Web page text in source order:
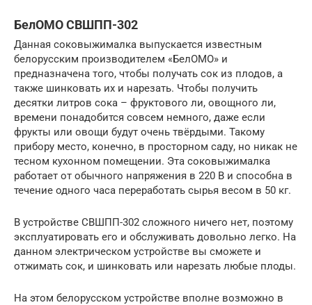
БелОМО СВШПП-302
Данная соковыжималка выпускается известным
белорусским производителем «БелОМО» и
предназначена того, чтобы получать сок из плодов, а
также шинковать их и нарезать. Чтобы получить
десятки литров сока – фруктового ли, овощного ли,
времени понадобится совсем немного, даже если
фрукты или овощи будут очень твёрдыми. Такому
прибору место, конечно, в просторном саду, но никак не
тесном кухонном помещении. Эта соковыжималка
работает от обычного напряжения в 220 В и способна в
течение одного часа переработать сырья весом в 50 кг.
В устройстве СВШПП-302 сложного ничего нет, поэтому
эксплуатировать его и обслуживать довольно легко. На
данном электрическом устройстве вы сможете и
отжимать сок, и шинковать или нарезать любые плоды.
На этом белорусском устройстве вполне возможно в